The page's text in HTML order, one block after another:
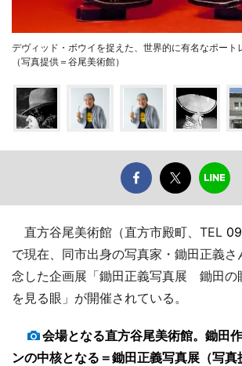
デヴィッド・ボウイを捉えた、世界的に有名なポート
（写真提供＝谷尾美術館）
直方谷尾美術館（直方市殿町、TEL
で現在、同市出身の写真家・鋤田正義
念した企画展「鋤田正義写真展 鋤田
を見る眼」が開催されている。
会場となる直方谷尾美術館。鋤田
ンの中核となる＝鋤田正義写真展（写